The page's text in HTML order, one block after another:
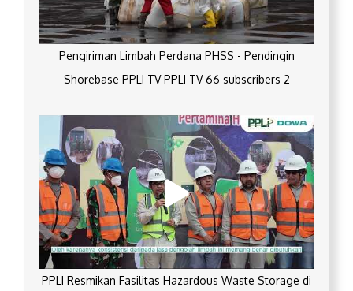
Pengiriman Limbah Perdana PHSS - Pendingin
Shorebase PPLI TV PPLI TV 66 subscribers 2
PPLI Resmikan Fasilitas Hazardous Waste Storage di